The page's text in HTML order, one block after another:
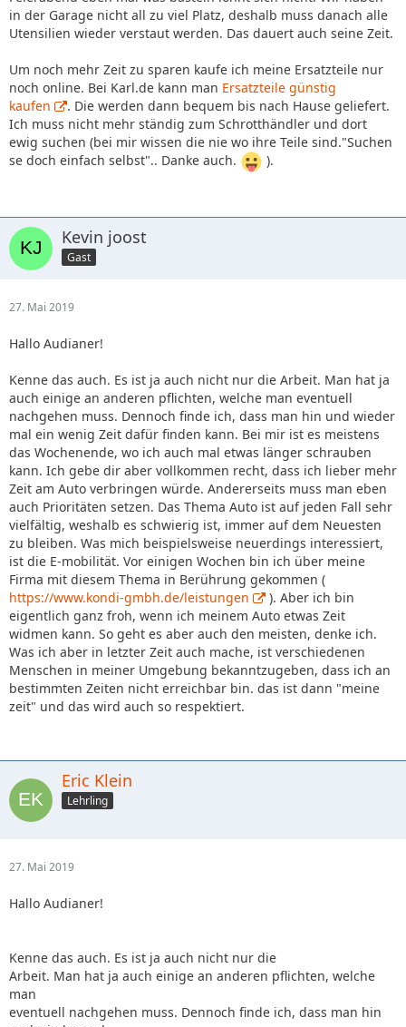
in der Garage nicht all zu viel Platz, deshalb muss danach alle
Utensilien wieder verstaut werden. Das dauert auch seine Zeit.
Um noch mehr Zeit zu sparen kaufe ich meine Ersatzteile nur
noch online. Bei Karl.de kann man Ersatzteile günstig
kaufen
. Die werden dann bequem bis nach Hause geliefert.
Ich muss nicht mehr ständig zum Schrotthändler und dort
ewig suchen (bei mir wissen die nie wo ihre Teile sind."Suchen
se doch einfach selbst".. Danke auch.
).
Kevin joost
Gast
27. Mai 2019
Hallo Audianer!
Kenne das auch. Es ist ja auch nicht nur die Arbeit. Man hat ja
auch einige an anderen pflichten, welche man eventuell
nachgehen muss. Dennoch finde ich, dass man hin und wieder
mal ein wenig Zeit dafür finden kann. Bei mir ist es meistens
das Wochenende, wo ich auch mal etwas länger schrauben
kann. Ich gebe dir aber vollkommen recht, dass ich lieber mehr
Zeit am Auto verbringen würde. Andererseits muss man eben
auch Prioritäten setzen. Das Thema Auto ist auf jeden Fall sehr
vielfältig, weshalb es schwierig ist, immer auf dem Neuesten
zu bleiben. Was mich beispielsweise neuerdings interessiert,
ist die E-mobilität. Vor einigen Wochen bin ich über meine
Firma mit diesem Thema in Berührung gekommen (
https://www.kondi-gmbh.de/leistungen
). Aber ich bin
eigentlich ganz froh, wenn ich meinem Auto etwas Zeit
widmen kann. So geht es aber auch den meisten, denke ich.
Was ich aber in letzter Zeit auch mache, ist verschiedenen
Menschen in meiner Umgebung bekanntzugeben, dass ich an
bestimmten Zeiten nicht erreichbar bin. das ist dann "meine
zeit" und das wird auch so respektiert.
Eric Klein
Lehrling
27. Mai 2019
Hallo Audianer!
Kenne das auch. Es ist ja auch nicht nur die
Arbeit. Man hat ja auch einige an anderen pflichten, welche
man
eventuell nachgehen muss. Dennoch finde ich, dass man hin